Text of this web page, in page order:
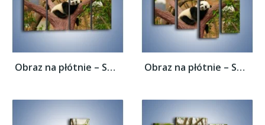
Obraz na płótnie – Sen pandy na drzewie –... Obraz na płótnie – Sen pandy na drzewie –...